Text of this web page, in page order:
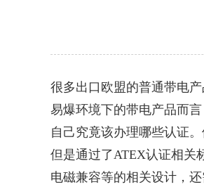
很多出口欧盟的普通带电
易爆环境下的带电产品而
自己究竟该办理哪些认证
但是通过了ATEX认证相关
电磁兼容等的相关设计，